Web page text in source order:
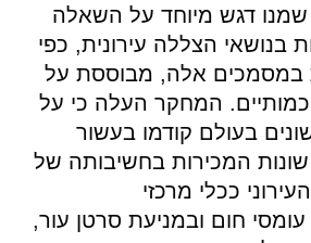
דגש מיוחד על השאלה
בנושאי הצללה עירונית, כפי
אלה, מבוססת על
המחקר העלה כי על
בעולם קודמו בעשור
שונות המכירות בחשיבותה של
ככלי מרכזי
חום ובמניעת סרטן עור,